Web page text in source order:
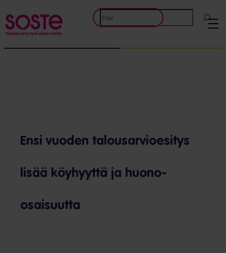
Etsi
Ensi vuoden talousarvioesitys
lisää köyhyyttä ja huono-
osaisuutta